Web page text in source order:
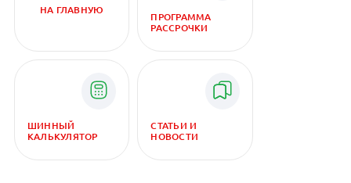
НА ГЛАВНУЮ
ПРОГРАММА
РАССРОЧКИ
ШИННЫЙ
КАЛЬКУЛЯТОР
СТАТЬИ И
НОВОСТИ